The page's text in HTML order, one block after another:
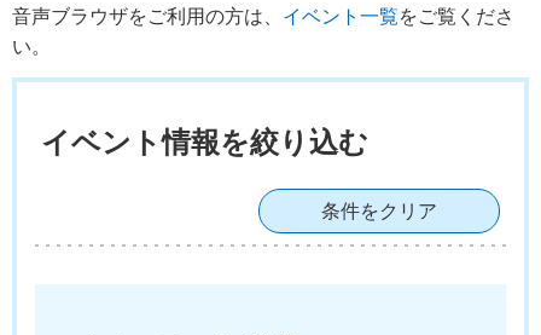
音声ブラウザをご利用の方は、 イベント一覧をご覧くださ
い。
イベント情報を絞り込む
条件をクリア